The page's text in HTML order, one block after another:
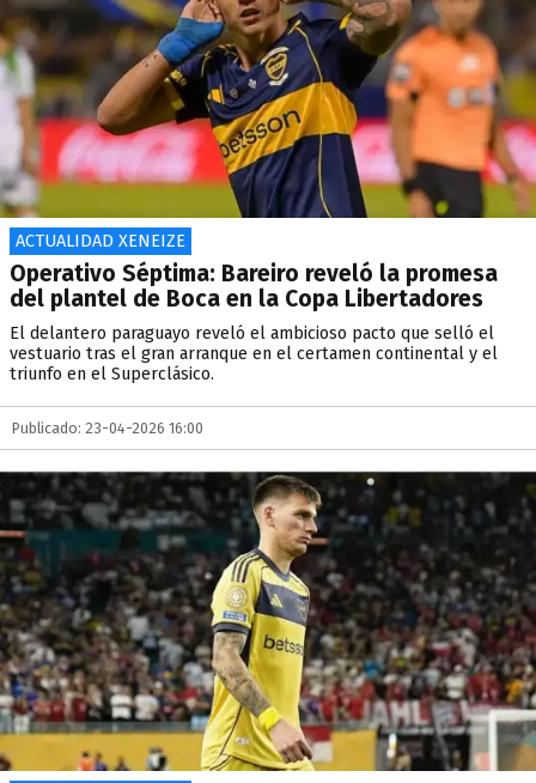
ACTUALIDAD XENEIZE
Operativo Séptima: Bareiro reveló la promesa
del plantel de Boca en la Copa Libertadores
El delantero paraguayo reveló el ambicioso pacto que selló el
vestuario tras el gran arranque en el certamen continental y el
triunfo en el Superclásico.
Publicado: 23-04-2026 16:00